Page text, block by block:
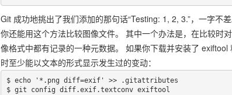
Git 成功地挑出了我们添加的那句话“Testing: 1, 2, 3.”，一字
你还能用这个方法比较图像文件。 其中一个办法是，在比较
像格式中都有记录的一种元数据。 如果你下载并安装了
时至少能以文本的形式显示发生过的变动：
$ echo '*.png diff=exif' >> .gitattributes
$ git config diff.exif.textconv exiftool